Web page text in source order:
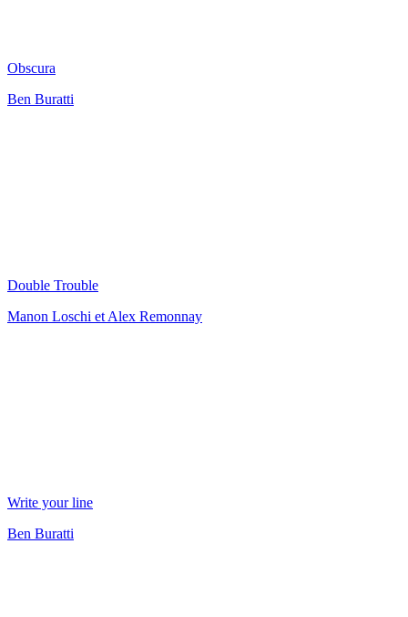
Obscura
Ben Buratti
Double Trouble
Manon Loschi et Alex Remonnay
Write your line
Ben Buratti